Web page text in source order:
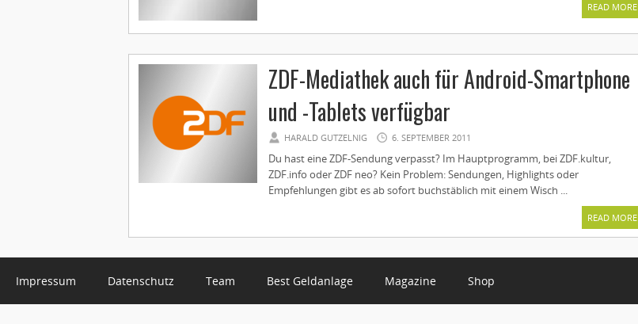
READ MORE
ZDF-Mediathek auch für Android-Smartphone
und -Tablets verfügbar
HARALD GUTZELNIG 6. SEPTEMBER 2011
Du hast eine ZDF-Sendung verpasst? Im Hauptprogramm, bei ZDF.kultur,
ZDF.info oder ZDF neo? Kein Problem: Sendungen, Highlights oder
Empfehlungen gibt es ab sofort buchstäblich mit einem Wisch ...
READ MORE
Impressum Datenschutz Team Best Geldanlage Magazine Shop